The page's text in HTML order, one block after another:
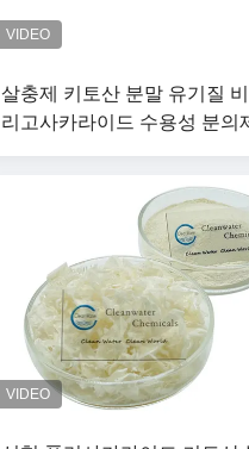
살충제 키토산 분말 유기질
리고사카라이드 수용성 분의